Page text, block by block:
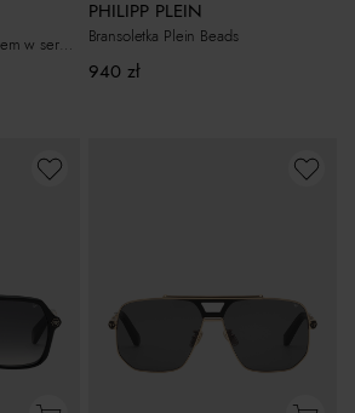
Granatowy sweter z dekoltem w serek Tennis
PHILIPP PLEIN
Bransoletka Plein Beads
940 zł